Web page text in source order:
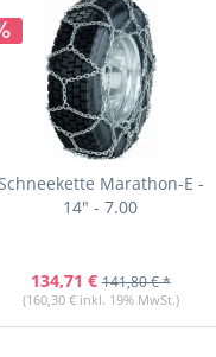
Marathon-E -
14" - 7.00
134,71 € 141,80 € *
(160,30 € inkl. 19% MwSt.)